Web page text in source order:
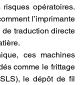
opératoires.
l’imprimante
traduction directe
ces machines
comme le frittage
le dépôt de fil